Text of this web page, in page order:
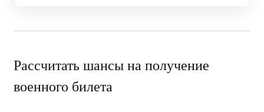
Рассчитать шансы на получение
военного билета